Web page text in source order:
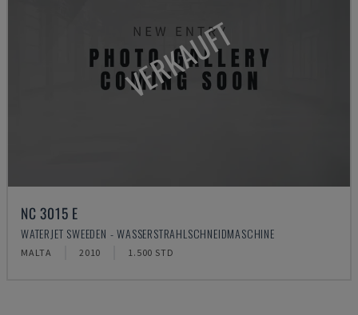
VERKAUFT
NC 3015 E
WATERJET SWEEDEN - WASSERSTRAHLSCHNEIDMASCHINE
MALTA 2010 1.500 STD